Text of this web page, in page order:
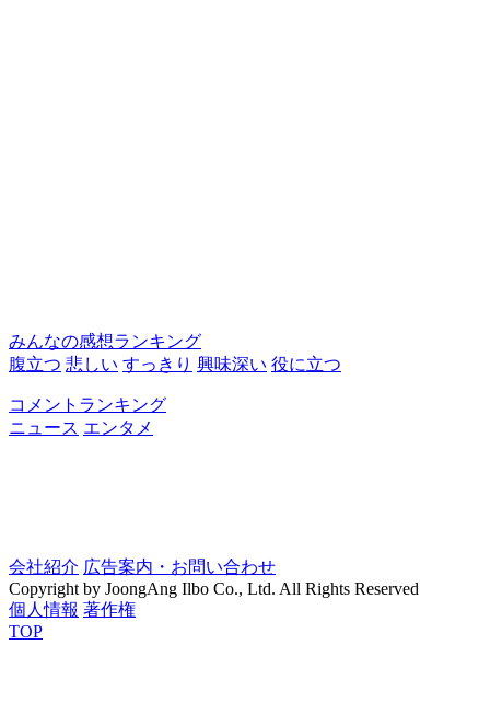
みんなの感想ランキング
腹立つ 悲しい すっきり 興味深い 役に立つ
コメントランキング
ニュース エンタメ
会社紹介 広告案内・お問い合わせ
Copyright by JoongAng Ilbo Co., Ltd. All Rights Reserved
個人情報 著作権
TOP